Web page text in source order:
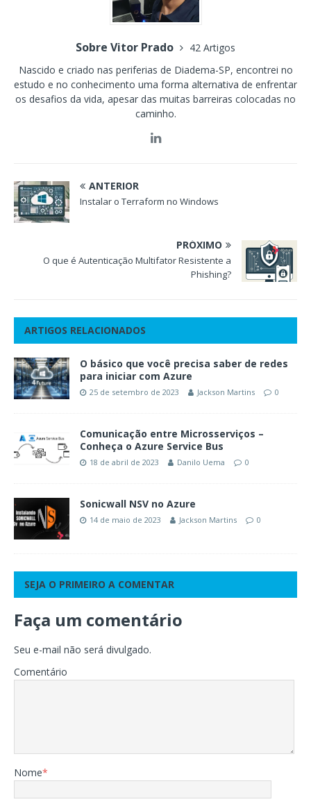
Sobre Vitor Prado
42 Artigos
Nascido e criado nas periferias de Diadema-SP, encontrei no
estudo e no conhecimento uma forma alternativa de enfrentar
os desafios da vida, apesar das muitas barreiras colocadas no
caminho.
ANTERIOR
Instalar o Terraform no Windows
PRÓXIMO
O que é Autenticação Multifator Resistente a
Phishing?
ARTIGOS RELACIONADOS
O básico que você precisa saber de redes
para iniciar com Azure
25 de setembro de 2023 Jackson Martins 0
Comunicação entre Microsserviços –
Conheça o Azure Service Bus
18 de abril de 2023 Danilo Uema 0
Sonicwall NSV no Azure
14 de maio de 2023 Jackson Martins 0
SEJA O PRIMEIRO A COMENTAR
Faça um comentário
Seu e-mail não será divulgado.
Comentário
Nome*